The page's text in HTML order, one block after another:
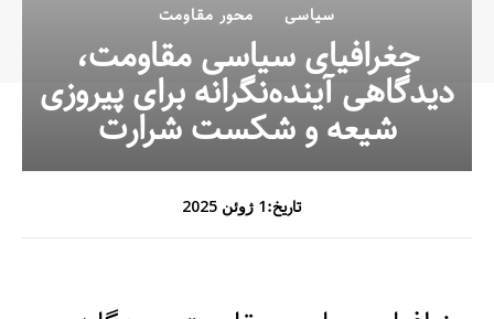
سیاسی محور مقاومت
جغرافیای سیاسی مقاومت،
دیدگاهی آینده‌نگرانه برای پیروزی
شیعه و شکست شرارت
تاریخ:1 ژوئن 2025